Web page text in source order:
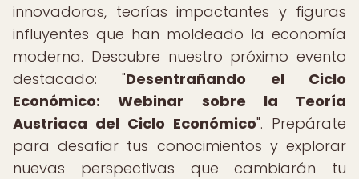
innovadoras, teorías impactantes y figuras
influyentes que han moldeado la economía
moderna. Descubre nuestro próximo evento
destacado: "Desentrañando el Ciclo
Económico: Webinar sobre la Teoría
Austriaca del Ciclo Económico". Prepárate
para desafiar tus conocimientos y explorar
nuevas perspectivas que cambiarán tu